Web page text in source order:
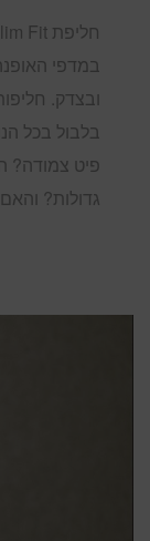
ובצדק.
בלבול בכל
פיט צמודה?
גדולות?